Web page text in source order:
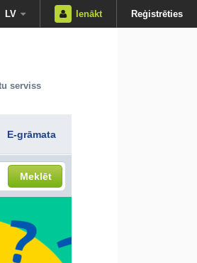
LV Ienākt Reģistrēties
serviss
E-grāmata
Meklēt